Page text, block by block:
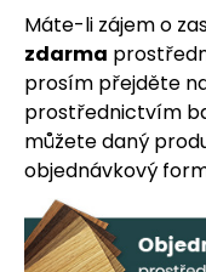
Máte-li zájem o
zdarma
prosím přejděte
prostřednictvím
můžete daný
objednávkový
D
o
p
r
u